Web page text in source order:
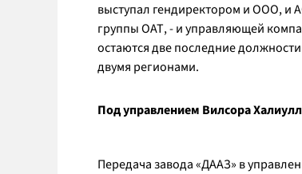
выступал гендиректором и ООО, и
группы ОАТ, - и управляющей
остаются две последние
двумя регионами.
Под управлением Вилсора
Передача завода «ДААЗ» в